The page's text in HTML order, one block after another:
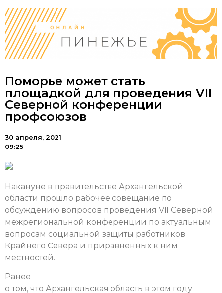
Поморье может стать
площадкой для проведения VII
Северной конференции
профсоюзов
30 апреля, 2021
09:25
Накануне в правительстве Архангельской
области прошло рабочее совещание по
обсуждению вопросов проведения VII Северной
межрегиональной конференции по актуальным
вопросам социальной защиты работников
Крайнего Севера и приравненных к ним
местностей.
Ранее
о том, что Архангельская область в этом году